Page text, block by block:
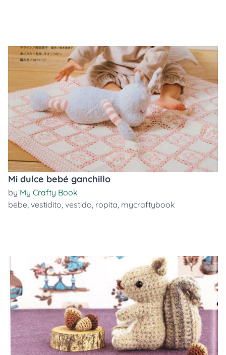
Mi dulce bebé ganchillo
by My Crafty Book
bebe, vestidito, vestido, ropita, mycraftybook